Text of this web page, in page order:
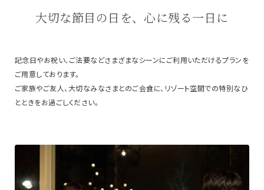
大切な節目の日を、心に残る一日に
記念日やお祝い、ご法要などさまざまなシーンにご利用いただけるプランを
ご用意しております。
ご家族やご友人、大切なみなさまとのご会食に、リゾート空間での特別なひ
とときをお過ごしください。